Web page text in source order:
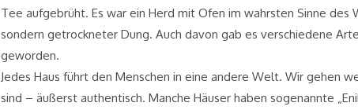
Tee aufgebrüht. Es war ein Herd mit Ofen im wahrsten Sinne
sondern getrockneter Dung. Auch davon gab es verschiedene
geworden.
Jedes Haus führt den Menschen in eine andere Welt. Wir gehen
sind – äußerst authentisch. Manche Häuser haben sogenannte